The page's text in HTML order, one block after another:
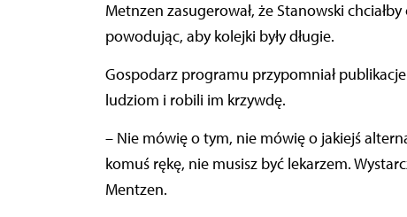
Metnzen zasugerował, że Stanowski
powodując, aby kolejki były długie.
Gospodarz programu przypomniał
ludziom i robili im krzywdę.
– Nie mówię o tym, nie mówię o jakiejś
komuś rękę, nie musisz być lekarzem.
Mentzen.